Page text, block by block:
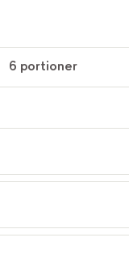
6 portioner